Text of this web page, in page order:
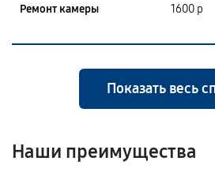
Ремонт камеры 1600 р
Показать весь
Наши преимущества